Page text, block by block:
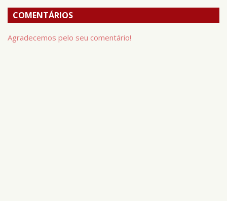
COMENTÁRIOS
Agradecemos pelo seu comentário!